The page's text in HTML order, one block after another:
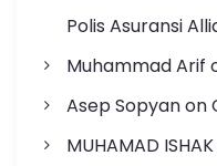
Polis Asuransi
Muhammad Arif
Asep Sopyanon
MUHAMAD ISHAK